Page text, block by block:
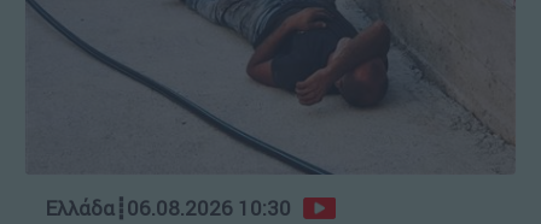
Ελλάδα┋06.08.2026 10:30